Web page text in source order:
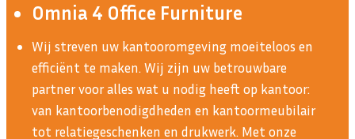
Omnia 4 Office Furniture
Wij streven uw kantooromgeving moeiteloos en
efficiënt te maken. Wij zijn uw betrouwbare
partner voor alles wat u nodig heeft op kantoor:
van kantoorbenodigdheden en kantoormeubilair
tot relatiegeschenken en drukwerk. Met onze